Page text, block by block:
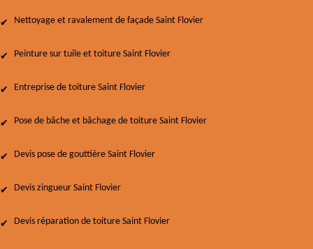
Nettoyage et ravalement de façade Saint Flovier
Peinture sur tuile et toiture Saint Flovier
Entreprise de toiture Saint Flovier
Pose de bâche et bâchage de toiture Saint Flovier
Devis pose de gouttière Saint Flovier
Devis zingueur Saint Flovier
Devis réparation de toiture Saint Flovier